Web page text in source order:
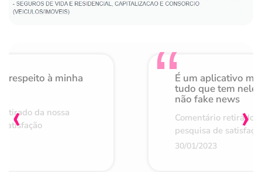
respeito à minha
da nossa
É um aplicativo
tudo que tem nele
não fake news
Comentário retirado
pesquisa de
30/01/2023
‹ ›